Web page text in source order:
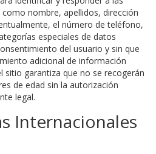
nombre, apellidos, dirección
el número de teléfono,
especiales de datos
del usuario y sin que
adicional de información
sitio garantiza que no se recogerán
de edad sin la autorización
legal.
Internacionales